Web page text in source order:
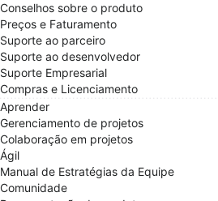
Conselhos sobre o produto
Preços e Faturamento
Suporte ao parceiro
Suporte ao desenvolvedor
Suporte Empresarial
Compras e Licenciamento
Aprender
Gerenciamento de projetos
Colaboração em projetos
Ágil
Manual de Estratégias da Equipe
Comunidade